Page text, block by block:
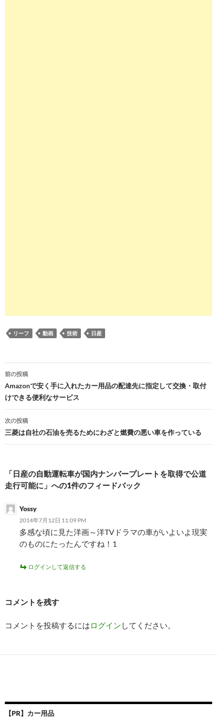
リーフ 動画 技術 日産
投
稿
ナ
ビ
ゲ
シ
ョ
ン
前の投稿
Amazonで安く手に入れたカー用品の配達先に指定して交換・取付
けできる便利なサービス
次の投稿
三菱は自社の石油を売るためにわざと燃費の悪い車を作っている
「日産の自動運転車が国内ナンバープレートを取得で公道
走行可能に」への1件のフィードバック
Yossy
2014年7月12日 11:09 PM
多感な頃に見た洋画～洋TVドラマの車がいよいよ現実
のものにたったんですね！1
ログインして返信する
コメントを残す
コメントを投稿するには ログイン してください。
【PR】カー用品